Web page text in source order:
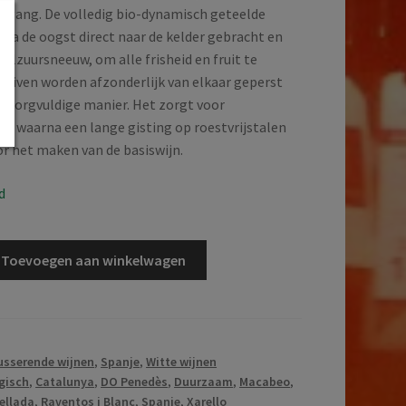
De volledig bio-dynamisch geteelde
na de oogst direct naar de kelder gebracht en
om alle frisheid en fruit te
worden afzonderlijk van elkaar geperst
zorgvuldige manier. Het zorgt voor
waarna een lange gisting op roestvrijstalen
het maken van de basiswijn.
Toevoegen aan winkelwagen
wijnen, Spanje,Witte wijnen
, Catalunya, DO Penedès, Duurzaam, Macabeo,
, Raventos i Blanc, Spanje,Xarello